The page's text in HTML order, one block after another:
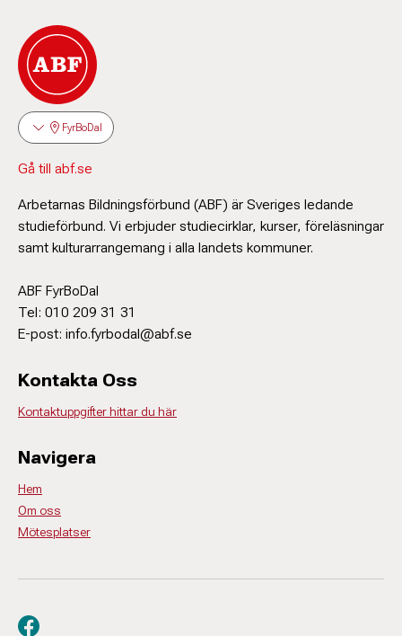
FyrBoDal
Gå till abf.se
Arbetarnas Bildningsförbund (ABF) är Sveriges ledande
studieförbund. Vi erbjuder studiecirklar, kurser, föreläsningar
samt kulturarrangemang i alla landets kommuner.
ABF FyrBoDal
Tel: 010 209 31 31
E-post: info.fyrbodal@abf.se
Kontakta Oss
Kontaktuppgifter hittar du här
Navigera
Hem
Om oss
Mötesplatser
Besök oss på facebook